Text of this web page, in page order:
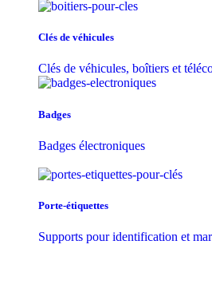
Clés de véhicules
Clés de véhicules, boîtiers et
Badges
Badges électroniques
Porte-étiquettes
Supports pour identification et